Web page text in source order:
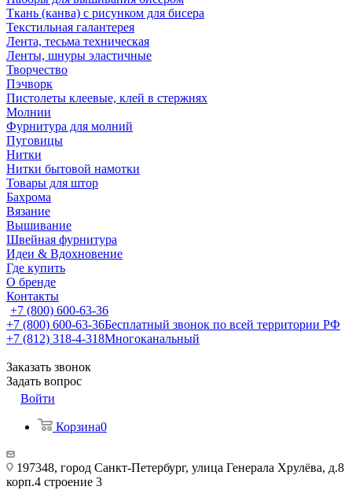
Ткань (канва) с рисунком для бисера
Текстильная галантерея
Лента, тесьма техническая
Ленты, шнуры эластичные
Творчество
Пэчворк
Пистолеты клеевые, клей в стержнях
Молнии
Фурнитура для молний
Пуговицы
Нитки
Нитки бытовой намотки
Товары для штор
Бахрома
Вязание
Вышивание
Швейная фурнитура
Идеи & Вдохновение
Где купить
О бренде
Контакты
+7 (800) 600-63-36
+7 (800) 600-63-36Бесплатный звонок по всей территории РФ
+7 (812) 318-4-318Многоканальный
Заказать звонок
Задать вопрос
Войти
Корзина0
197348, город Санкт-Петербург, улица Генерала Хрулёва, д.8
корп.4 строение 3